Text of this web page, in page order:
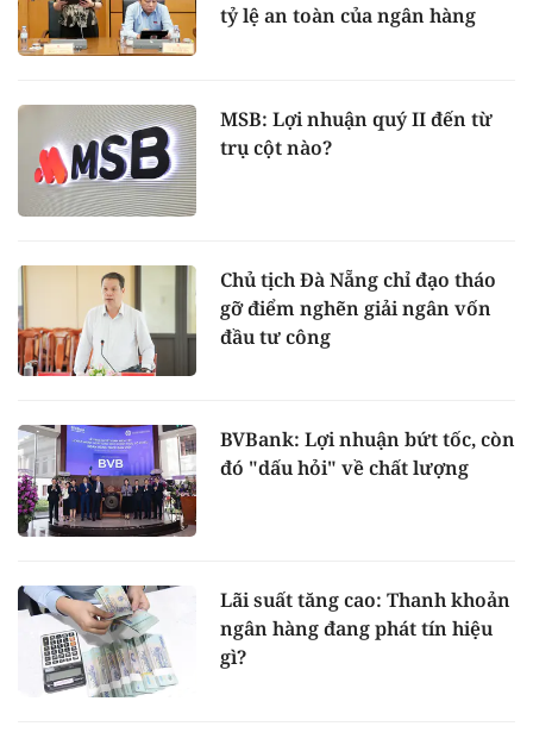
tỷ lệ an toàn của ngân hàng
MSB: Lợi nhuận quý II đến từ
trụ cột nào?
Chủ tịch Đà Nẵng chỉ đạo tháo
gỡ điểm nghẽn giải ngân vốn
đầu tư công
BVBank: Lợi nhuận bứt tốc, còn
đó "dấu hỏi" về chất lượng
Lãi suất tăng cao: Thanh khoản
ngân hàng đang phát tín hiệu
gì?